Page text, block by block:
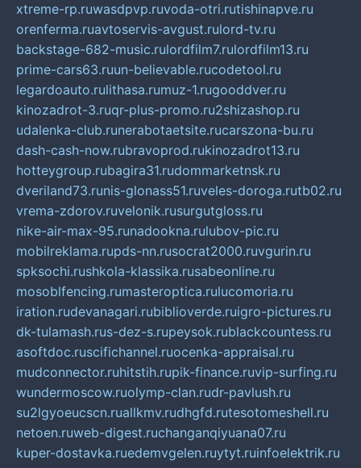
xtreme-rp.ruwasdpvp.ruvoda-otri.rutishinapve.ru
orenferma.ruavtoservis-avgust.rulord-tv.ru
backstage-682-music.rulordfilm7.rulordfilm13.ru
prime-cars63.ruun-believable.rucodetool.ru
legardoauto.rulithasa.rumuz-1.rugooddver.ru
kinozadrot-3.ruqr-plus-promo.ru2shizashop.ru
udalenka-club.runerabotaetsite.rucarszona-bu.ru
dash-cash-now.rubravoprod.rukinozadrot13.ru
hotteygroup.rubagira31.rudommarketnsk.ru
dveriland73.runis-glonass51.ruveles-doroga.rutb02.ru
vrema-zdorov.ruvelonik.rusurgutgloss.ru
nike-air-max-95.runadookna.rulubov-pic.ru
mobilreklama.rupds-nn.rusocrat2000.ruvgurin.ru
spksochi.rushkola-klassika.rusabeonline.ru
mosoblfencing.rumasteroptica.rulucomoria.ru
iration.rudevanagari.rubiblioverde.ruigro-pictures.ru
dk-tulamash.rus-dez-s.rupeysok.rublackcountess.ru
asoftdoc.ruscifichannel.ruocenka-appraisal.ru
mudconnector.ruhitstih.rupik-finance.ruvip-surfing.ru
wundermoscow.ruolymp-clan.rudr-pavlush.ru
su2lgyoeucscn.ruallkmv.rudhgfd.rutesotomeshell.ru
netoen.ruweb-digest.ruchanganqiyuana07.ru
kuper-dostavka.ruedemvgelen.ruytyt.ruinfoelektrik.ru